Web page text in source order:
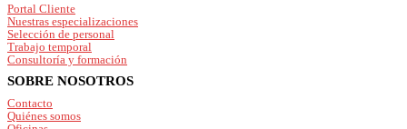
Portal Cliente
Nuestras especializaciones
Selección de personal
Trabajo temporal
Consultoría y formación
SOBRE NOSOTROS
Contacto
Quiénes somos